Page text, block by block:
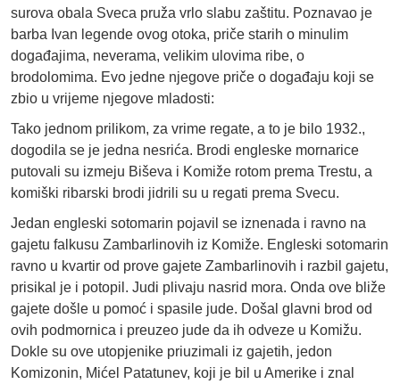
surova obala Sveca pruža vrlo slabu zaštitu. Poznavao je
barba Ivan legende ovog otoka, priče starih o minulim
događajima, neverama, velikim ulovima ribe, o
brodolomima. Evo jedne njegove priče o događaju koji se
zbio u vrijeme njegove mladosti:
Tako jednom prilikom, za vrime regate, a to je bilo 1932.,
dogodila se je jedna nesrića. Brodi engleske mornarice
putovali su izmeju Biševa i Komiže rotom prema Trestu, a
komiški ribarski brodi jidrili su u regati prema Svecu.
Jedan engleski sotomarin pojavil se iznenada i ravno na
gajetu falkusu Zambarlinovih iz Komiže. Engleski sotomarin
ravno u kvartir od prove gajete Zambarlinovih i razbil gajetu,
prisikal je i potopil. Judi plivaju nasrid mora. Onda ove bliže
gajete došle u pomoć i spasile jude. Došal glavni brod od
ovih podmornica i preuzeo jude da ih odveze u Komižu.
Dokle su ove utopjenike priuzimali iz gajetih, jedon
Komizonin, Mićel Patatunev, koji je bil u Amerike i znal